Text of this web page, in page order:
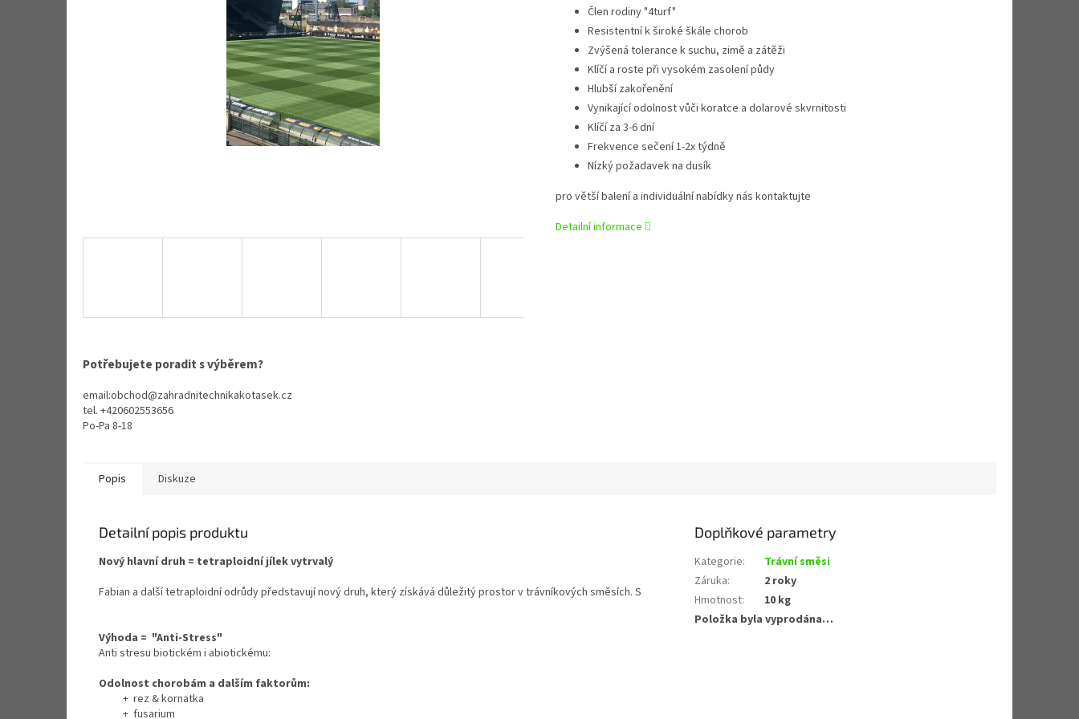
Člen rodiny "4turf"
Resistentní k široké škále chorob
Zvýšená tolerance k suchu, zimě a zátěži
Klíčí a roste při vysokém zasolení půdy
Hlubší zakořenění
Vynikající odolnost vůči koratce a dolarové skvrnitosti
Klíčí za 3-6 dní
Frekvence sečení 1-2x týdně
Nízký požadavek na dusík
pro větší balení a individuální nabídky nás kontaktujte
Detailní informace
Potřebujete poradit s výběrem?
email:obchod@zahradnitechnikakotasek.cz
tel. +420602553656
Po-Pa 8-18
Popis Diskuze
Detailní popis produktu
Nový hlavní druh = tetraploidní jílek vytrvalý
Fabian a další tetraploidní odrůdy představují nový druh, který získává důležitý prostor v trávníkových směsích. S
Výhoda = "Anti-Stress"
Anti stresu biotickém i abiotickému:
Odolnost chorobám a dalším faktorům:
+ rez & kornatka
+ fusarium
Doplňkové parametry
Kategorie:
Trávní směsi
Záruka:
2 roky
Hmotnost:
10 kg
Položka byla vyprodána…